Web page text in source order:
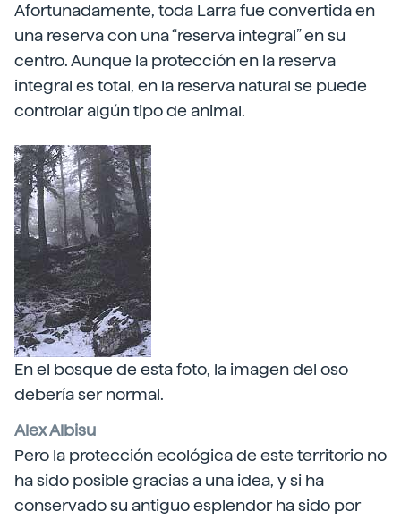
Afortunadamente, toda Larra fue convertida en
una reserva con una “reserva integral” en su
centro. Aunque la protección en la reserva
integral es total, en la reserva natural se puede
controlar algún tipo de animal.
En el bosque de esta foto, la imagen del oso
debería ser normal.
Alex Albisu
Pero la protección ecológica de este territorio no
ha sido posible gracias a una idea, y si ha
conservado su antiguo esplendor ha sido por